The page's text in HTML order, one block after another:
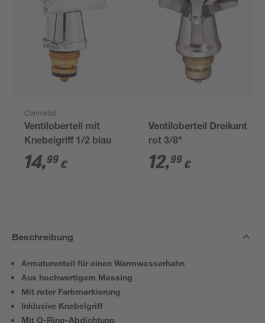
Conmetall
Ventiloberteil mit
Knebelgriff 1/2 blau
14,99 €
Ventiloberteil Dreikant
rot 3/8"
12,99 €
Beschreibung
Armaturenteil für einen Warmwasserhahn
Aus hochwertigem Messing
Mit roter Farbmarkierung
Inklusive Knebelgriff
Mit O-Ring-Abdichtung